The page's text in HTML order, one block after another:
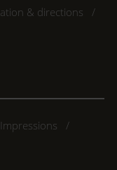
& directions
Impressions